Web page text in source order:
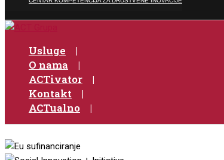
Usluge
O nama
ACTivator
Kontakt
ACTualno